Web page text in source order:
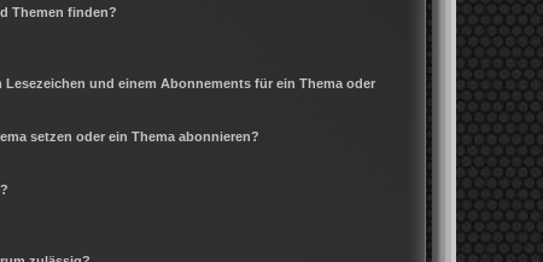
Themen finden?
und einem Abonnements für ein Thema oder
setzen oder ein Thema abonnieren?